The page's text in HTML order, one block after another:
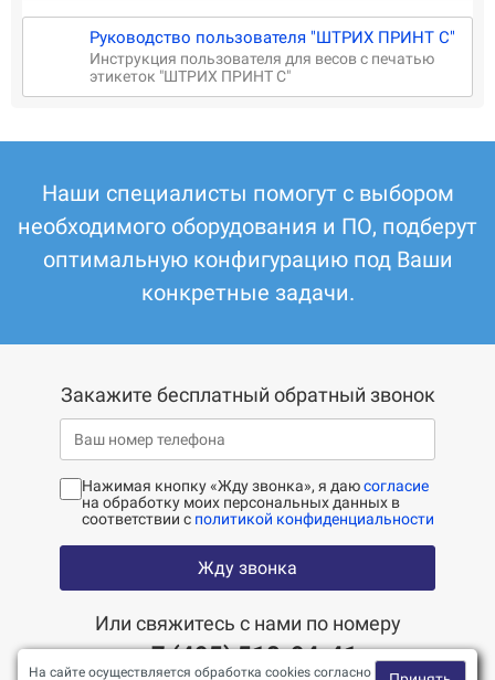
Руководство пользователя "ШТРИХ ПРИНТ С"
Инструкция пользователя для весов с печатью
этикеток "ШТРИХ ПРИНТ С"
Наши специалисты помогут с выбором
необходимого оборудования и ПО, подберут
оптимальную конфигурацию под Ваши
конкретные задачи.
Закажите бесплатный обратный звонок
Нажимая кнопку «Жду звонка», я даюсогласие
на обработку моих персональных данных в
соответствии с политикой конфиденциальности
Жду звонка
Или свяжитесь с нами по номеру
+7 (495) 518-94-41
На сайте осуществляется обработка cookies согласно